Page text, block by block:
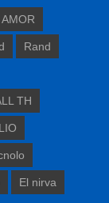
Rand
TH
El nirva